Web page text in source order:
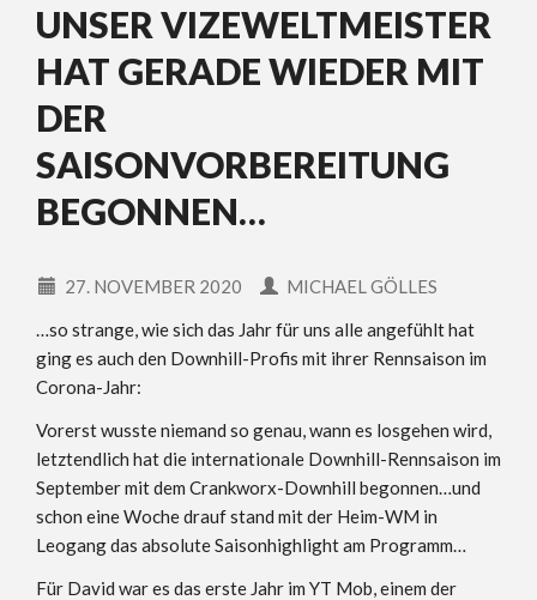
UNSER VIZEWELTMEISTER
HAT GERADE WIEDER MIT
DER
SAISONVORBEREITUNG
BEGONNEN…
27. NOVEMBER 2020
MICHAEL GÖLLES
…so strange, wie sich das Jahr für uns alle angefühlt hat
ging es auch den Downhill-Profis mit ihrer Rennsaison im
Corona-Jahr:
Vorerst wusste niemand so genau, wann es losgehen wird,
letztendlich hat die internationale Downhill-Rennsaison im
September mit dem Crankworx-Downhill begonnen…und
schon eine Woche drauf stand mit der Heim-WM in
Leogang das absolute Saisonhighlight am Programm…
Für David war es das erste Jahr im YT Mob, einem der